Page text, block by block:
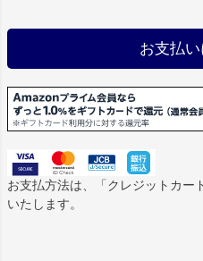
お支払
お支払方法は、「クレジットカー
いたします。